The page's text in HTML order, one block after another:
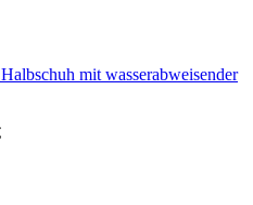
mit wasserabweisender